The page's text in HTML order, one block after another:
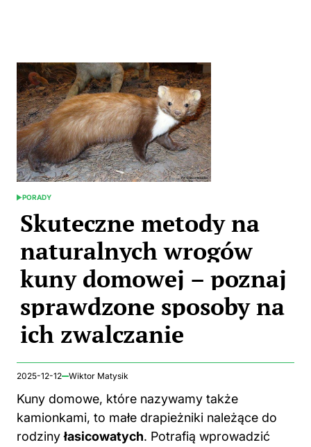
POSTED
IN
PORADY
Skuteczne metody na
naturalnych wrogów
kuny domowej – poznaj
sprawdzone sposoby na
ich zwalczanie
2025-12-12 Wiktor Matysik
Kuny domowe, które nazywamy także
kamionkami, tomałe
rodzinyłasicowatych. Potrafią wprowadzić
spore zamieszanie w naszych domach, a ich
szkodliwość przejawia się przede wszystkim